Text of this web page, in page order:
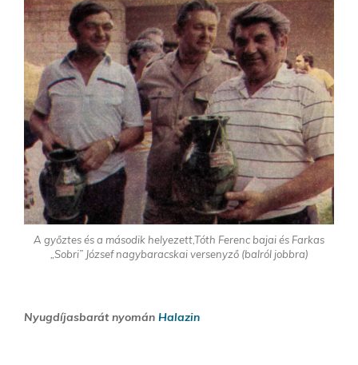
A győztes és a második helyezett,Tóth Ferenc bajai és Farkas
„Sobri” József nagybaracskai versenyző (balról jobbra)
Nyugdíjasbarát nyomán Halazin